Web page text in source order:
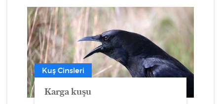
Kuş Cinsleri
Karga kuşu